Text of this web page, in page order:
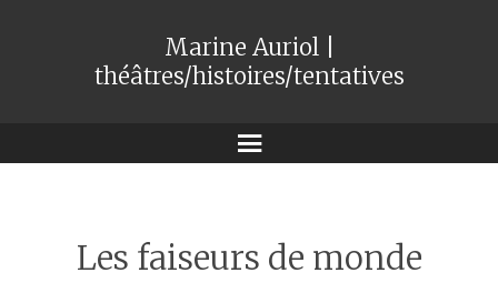
Marine Auriol |
théâtres/histoires/tentatives
Menu
Les faiseurs de monde